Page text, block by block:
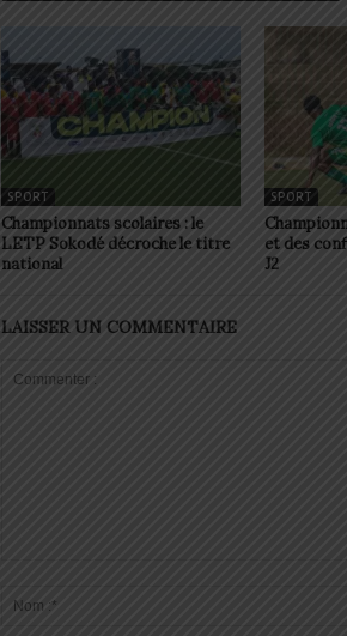
SPORT
Championnats scolaires : le
LETP Sokodé décroche le titre
national
SPORT
et des
J2
LAISSER UN COMMENTAIRE